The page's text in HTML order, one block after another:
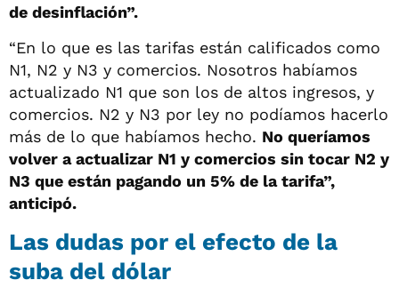
de desinflación”.
“En lo que es las tarifas están calificados como
N1, N2 y N3 y comercios. Nosotros habíamos
actualizado N1 que son los de altos ingresos, y
comercios. N2 y N3 por ley no podíamos hacerlo
más de lo que habíamos hecho. No queríamos
volver a actualizar N1 y comercios sin tocar N2 y
N3 que están pagando un 5% de la tarifa”,
anticipó.
Las dudas por el efecto de la
suba del dólar